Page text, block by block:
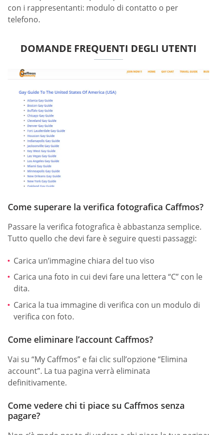
con i rappresentanti: modulo di contatto o per
telefono.
DOMANDE FREQUENTI DEGLI UTENTI
Come superare la verifica fotografica Caffmos?
Passare la verifica fotografica è abbastanza semplice.
Tutto quello che devi fare è seguire questi passaggi:
Carica un’immagine chiara del tuo viso
Carica una foto in cui devi fare una lettera “C” con le
dita.
Carica la tua immagine di verifica con un modulo di
verifica con foto.
Come eliminare l’account Caffmos?
Vai su “My Caffmos” e fai clic sull’opzione “Elimina
account”. La tua pagina verrà eliminata
definitivamente.
Come vedere chi ti piace su Caffmos senza
pagare?